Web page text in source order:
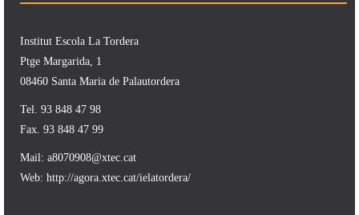
Institut Escola La Tordera
Ptge Margarida, 1
08460 Santa Maria de Palautordera
Tel. 93 848 47 98
Fax. 93 848 47 99
Mail: a8070908@xtec.cat
Web: http://agora.xtec.cat/ielatordera/